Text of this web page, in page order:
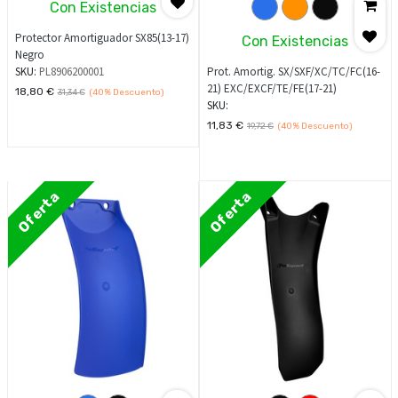
Con Existencias
Protector Amortiguador SX85(13-17)
Negro
SKU: PL8906200001
18,80 € 31,34€ (40%Descuento)
Con Existencias
Prot. Amortig. SX/SXF/XC/TC/FC(16-
21) EXC/EXCF/TE/FE(17-21)
SKU:
11,83 € 19,72€ (40% Descuento)
Oferta Oferta